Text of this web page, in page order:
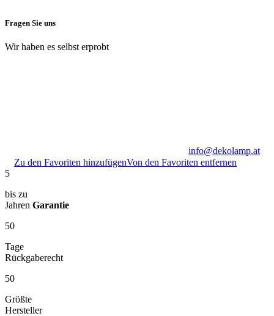
Fragen Sie uns
Wir haben es selbst erprobt
info@dekolamp.at
Zu den Favoriten hinzufügenVon den Favoriten entfernen
5
bis zu
Jahren Garantie
50
Tage
Rückgaberecht
50
Größte
Hersteller